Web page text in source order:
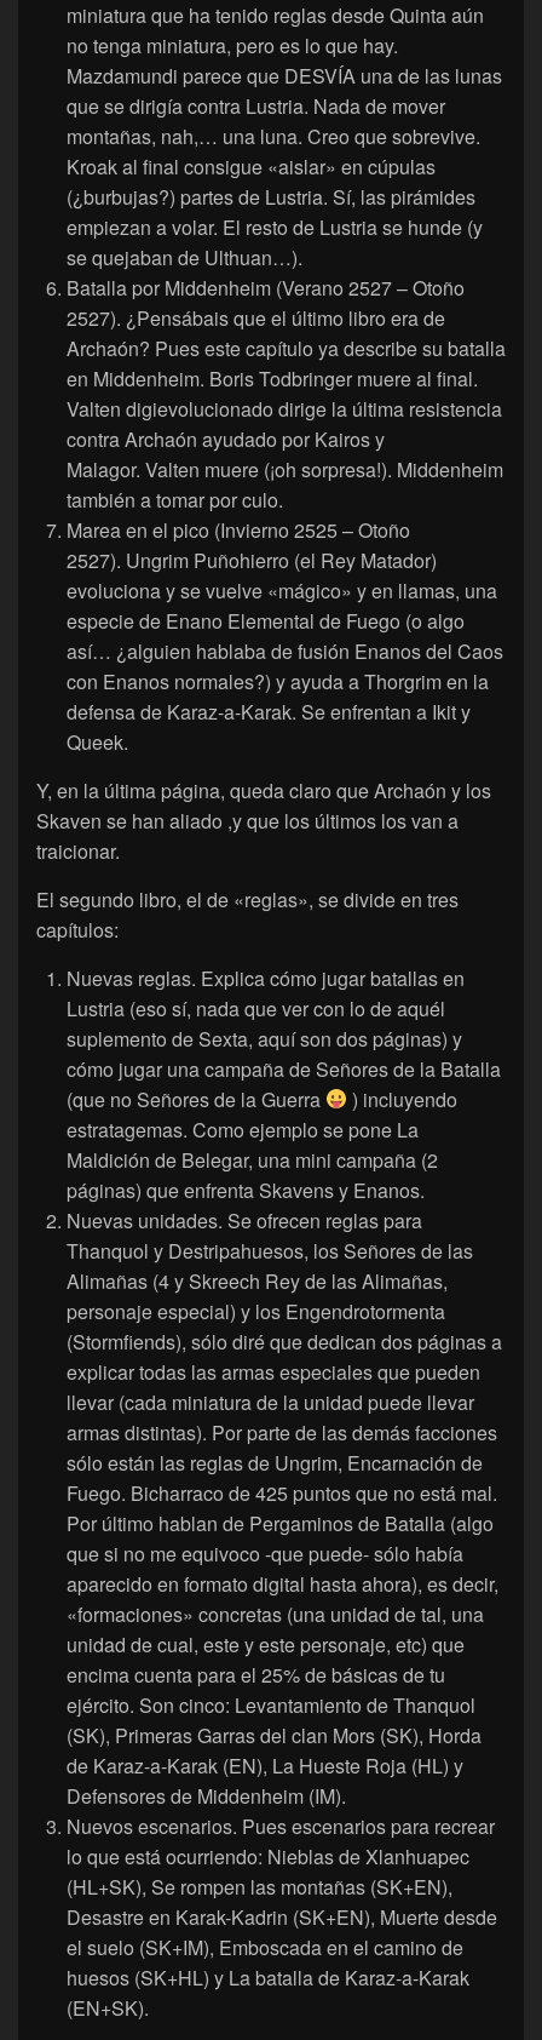
miniatura que ha tenido reglas desde Quinta aún
no tenga miniatura, pero es lo que hay.
Mazdamundi parece que DESVÍA una de las lunas
que se dirigía contra Lustria. Nada de mover
montañas, nah,… una luna. Creo que sobrevive.
Kroak al final consigue «aislar» en cúpulas
(¿burbujas?) partes de Lustria. Sí, las pirámides
empiezan a volar. El resto de Lustria se hunde (y
se quejaban de Ulthuan…).
Batalla por Middenheim (Verano 2527 – Otoño
2527). ¿Pensábais que el último libro era de
Archaón? Pues este capítulo ya describe su batalla
en Middenheim. Boris Todbringer muere al final.
Valten digievolucionado dirige la última resistencia
contra Archaón ayudado por Kairos y
Malagor. Valten muere (¡oh sorpresa!). Middenheim
también a tomar por culo.
Marea en el pico (Invierno 2525 – Otoño
2527). Ungrim Puñohierro (el Rey Matador)
evoluciona y se vuelve «mágico» y en llamas, una
especie de Enano Elemental de Fuego (o algo
así… ¿alguien hablaba de fusión Enanos del Caos
con Enanos normales?) y ayuda a Thorgrim en la
defensa de Karaz-a-Karak. Se enfrentan a Ikit y
Queek.
Y, en la última página, queda claro que Archaón y los
Skaven se han aliado ,y que los últimos los van a
traicionar.
El segundo libro, el de «reglas», se divide en tres
capítulos:
Nuevas reglas. Explica cómo jugar batallas en
Lustria (eso sí, nada que ver con lo de aquél
suplemento de Sexta, aquí son dos páginas) y
cómo jugar una campaña de Señores de la Batalla
(que no Señores de la Guerra
) incluyendo
estratagemas. Como ejemplo se pone La
Maldición de Belegar, una mini campaña (2
páginas) que enfrenta Skavens y Enanos.
Nuevas unidades. Se ofrecen reglas para
Thanquol y Destripahuesos, los Señores de las
Alimañas (4 y Skreech Rey de las Alimañas,
personaje especial) y los Engendrotormenta
(Stormfiends), sólo diré que dedican dos páginas a
explicar todas las armas especiales que pueden
llevar (cada miniatura de la unidad puede llevar
armas distintas). Por parte de las demás facciones
sólo están las reglas de Ungrim, Encarnación de
Fuego. Bicharraco de 425 puntos que no está mal.
Por último hablan de Pergaminos de Batalla (algo
que si no me equivoco -que puede- sólo había
aparecido en formato digital hasta ahora), es decir,
«formaciones» concretas (una unidad de tal, una
unidad de cual, este y este personaje, etc) que
encima cuenta para el 25% de básicas de tu
ejército. Son cinco: Levantamiento de Thanquol
(SK), Primeras Garras del clan Mors (SK), Horda
de Karaz-a-Karak (EN), La Hueste Roja (HL) y
Defensores de Middenheim (IM).
Nuevos escenarios. Pues escenarios para recrear
lo que está ocurriendo: Nieblas de Xlanhuapec
(HL+SK), Se rompen las montañas (SK+EN),
Desastre en Karak-Kadrin (SK+EN), Muerte desde
el suelo (SK+IM), Emboscada en el camino de
huesos (SK+HL) y La batalla de Karaz-a-Karak
(EN+SK).